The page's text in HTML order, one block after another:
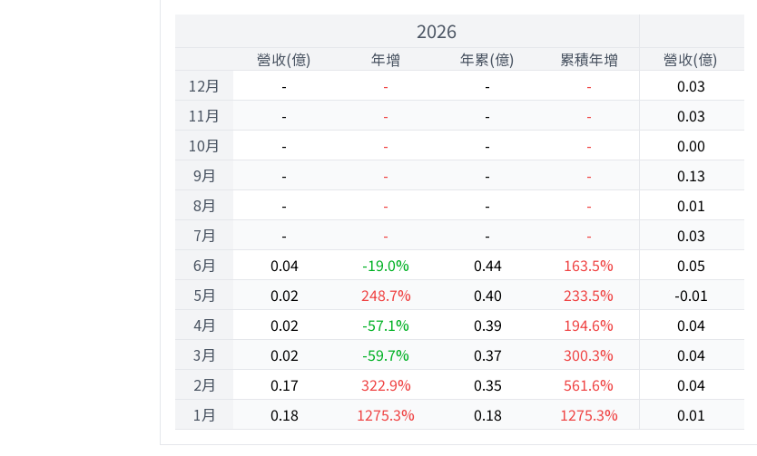
12月
11月
10月
9月
8月
7月
6月
5月
4月
3月
2月
1月
2026
營收(億) 年增 年累(億)
累積年增
-
- -
-
-
- -
-
-
- -
-
-
- -
-
-
- -
-
-
- -
-
0.04
-19.0% 0.44
163.5%
0.02
248.7% 0.40
233.5%
0.02
-57.1% 0.39
194.6%
0.02
-59.7% 0.37
300.3%
0.17
322.9% 0.35
561.6%
0.18
1275.3% 0.18 1275.3%
營收(億)
0.03
0.03
0.00
0.13
0.01
0.03
0.05
-0.01
0.04
0.04
0.04
0.01